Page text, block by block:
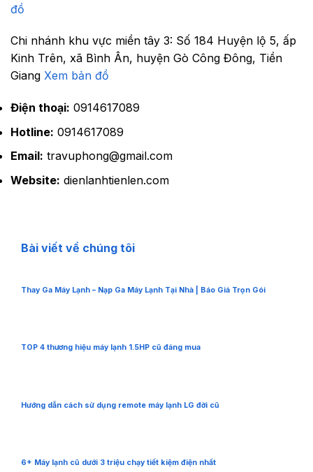
đồ
Chi nhánh khu vực miền tây 3: Số 184 Huyện lộ 5, ấp
Kinh Trên, xã Bình Ân, huyện Gò Công Đông, Tiền
Giang Xem bản đồ
Điện thoại: 0914617089
Hotline: 0914617089
Email: travuphong@gmail.com
Website: dienlanhtienlen.com
Bài viết về chúng tôi
Thay Ga Máy Lạnh – Nạp Ga Máy Lạnh Tại Nhà | Báo Giá Trọn Gói
TOP 4 thương hiệu máy lạnh 1.5HP cũ đáng mua
Hướng dẫn cách sử dụng remote máy lạnh LG đời cũ
6+ Máy lạnh cũ dưới 3 triệu chạy tiết kiệm điện nhất